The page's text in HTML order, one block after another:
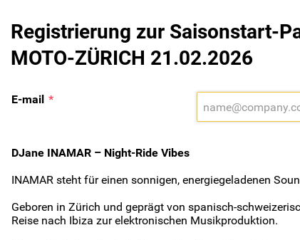
Registrierung zur Saisonstart-
MOTO-ZÜRICH 21.02.2026
E-mail *
DJane INAMAR – Night-Ride Vibes
INAMAR steht für einen sonnigen, energiegeladenen
Geboren in Zürich und geprägt von spanisch-
Reise nach Ibiza zur elektronischen Musikproduktion.